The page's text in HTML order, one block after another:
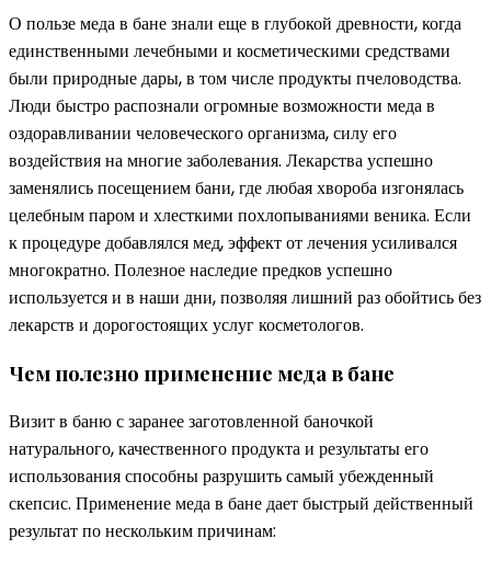
О пользе меда в бане знали еще в глубокой древности, когда
единственными лечебными и косметическими средствами
были природные дары, в том числе продукты пчеловодства.
Люди быстро распознали огромные возможности меда в
оздоравливании человеческого организма, силу его
воздействия на многие заболевания. Лекарства успешно
заменялись посещением бани, где любая хвороба изгонялась
целебным паром и хлесткими похлопываниями веника. Если
к процедуре добавлялся мед, эффект от лечения усиливался
многократно. Полезное наследие предков успешно
используется и в наши дни, позволяя лишний раз обойтись без
лекарств и дорогостоящих услуг косметологов.
Чем полезно применение меда в бане
Визит в баню с заранее заготовленной баночкой
натурального, качественного продукта и результаты его
использования способны разрушить самый убежденный
скепсис. Применение меда в бане дает быстрый действенный
результат по нескольким причинам: